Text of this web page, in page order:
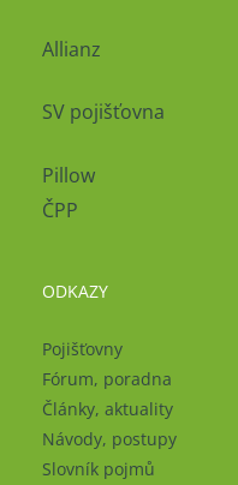
Allianz
SV pojišťovna
Pillow
ČPP
ODKAZY
Pojišťovny
Fórum, poradna
Články, aktuality
Návody, postupy
Slovník pojmů